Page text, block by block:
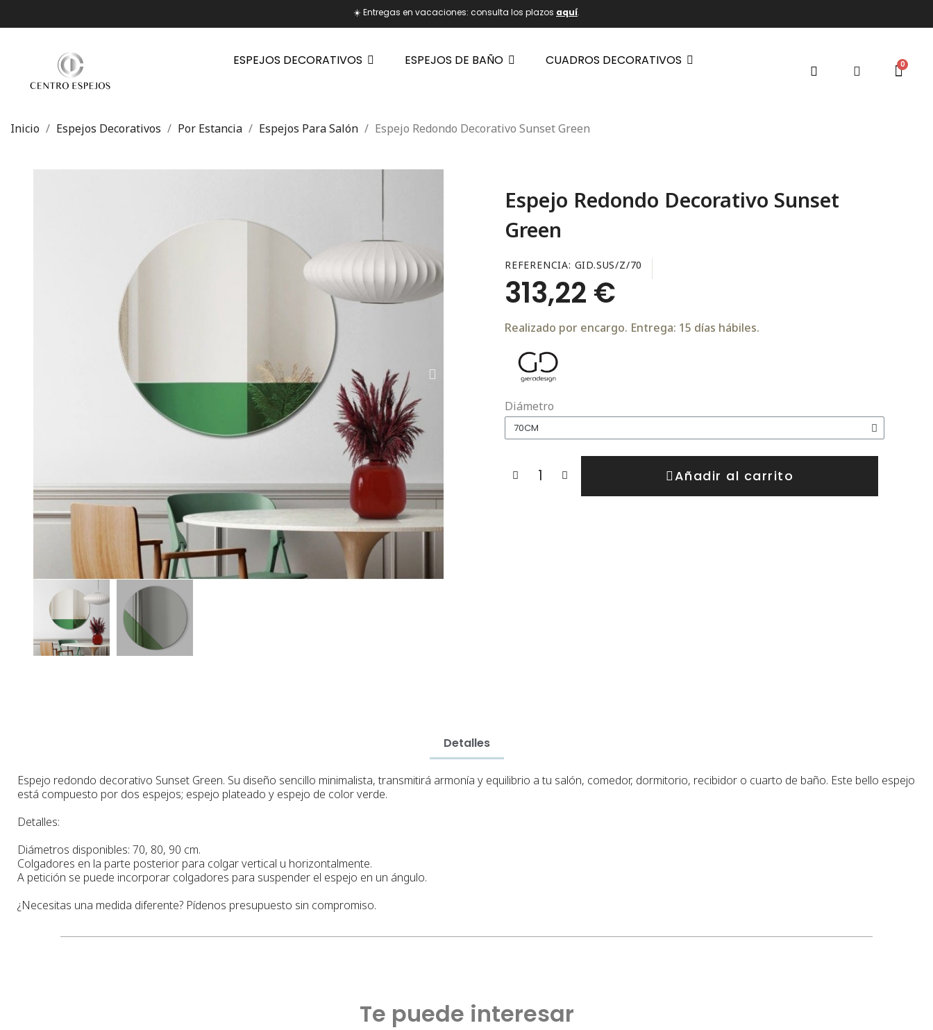
☀️ Entregas en vacaciones: consulta los plazos aquí.
ESPEJOS DECORATIVOS ESPEJOS DE BAÑO CUADROS DECORATIVOS
Inicio Espejos Decorativos Por Estancia Espejos Para Salón Espejo Redondo Decorativo Sunset Green
Espejo Redondo Decorativo Sunset
Green
REFERENCIA GID.SUS/Z/70
313,22 €
Realizado por encargo. Entrega: 15 días hábiles.
Diámetro
Añadir al carrito
Detalles
Espejo redondo decorativo Sunset Green. Su diseño sencillo minimalista, transmitirá armonía y equilibrio atu salón, comedor, dormitorio, recibidor o cuarto de baño. Este bello espejo
está compuesto por dos espejos; espejo plateado y espejo de color verde.
Detalles:
Diámetros disponibles: 70, 80, 90 cm.
Colgadores en la parte posterior para colgar vertical u horizontalmente.
A petición se puede incorporar colgadores para suspender el espejo en un ángulo.
¿Necesitas una medida diferente? Pídenos presupuesto sin compromiso.
Te puede interesar